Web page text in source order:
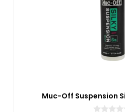
Muc-Off Suspension